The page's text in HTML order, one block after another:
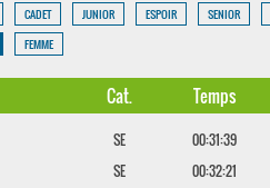
CADET JUNIOR ESPOIR SENIOR
FEMME
Cat. Temps
SE 00:31:39
SE 00:32:21